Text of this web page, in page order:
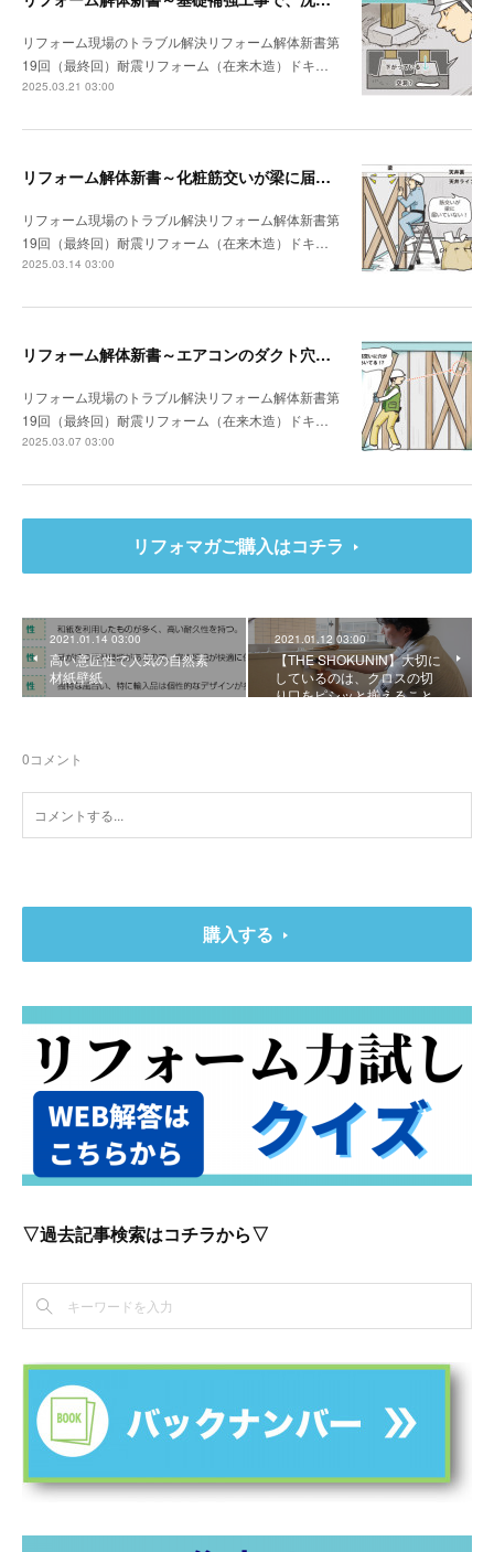
リフォーム現場のトラブル解決リフォーム解体新書第
19回（最終回）耐震リフォーム（在来木造）ドキ…
2025.03.21 03:00
リフォーム解体新書～化粧筋交いが梁に届いていなかった
リフォーム現場のトラブル解決リフォーム解体新書第
19回（最終回）耐震リフォーム（在来木造）ドキ…
2025.03.14 03:00
リフォーム解体新書～エアコンのダクト穴が筋交いを貫通していた
リフォーム現場のトラブル解決リフォーム解体新書第
19回（最終回）耐震リフォーム（在来木造）ドキ…
2025.03.07 03:00
リフォマガご購入はコチラ
2021.01.14 03:00
高い意匠性で人気の自然素
材紙壁紙
2021.01.12 03:00
【THE SHOKUNIN】大切に
しているのは、クロスの切
り口をピシッと揃えること
0コメント
購入する
▽過去記事検索はコチラから▽